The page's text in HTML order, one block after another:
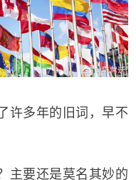
多年的旧词，早不
要还是莫名其妙的